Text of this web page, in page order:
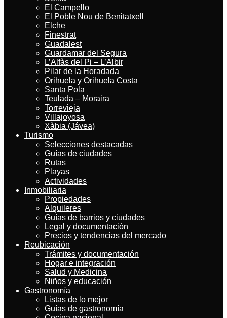
El Campello
El Poble Nou de Benitatxell
Elche
Finestrat
Guadalest
Guardamar del Segura
L’Alfàs del Pi – L’Albir
Pilar de la Horadada
Orihuela y Orihuela Costa
Santa Pola
Teulada – Moraira
Torrevieja
Villajoyosa
Xàbia (Jávea)
Turismo
Selecciones destacadas
Guías de ciudades
Rutas
Playas
Actividades
Inmobiliaria
Propiedades
Alquileres
Guías de barrios y ciudades
Legal y documentación
Precios y tendencias del mercado
Reubicación
Trámites y documentación
Hogar e integración
Salud y Medicina
Niños y educación
Gastronomía
Listas de lo mejor
Guías de gastronomía